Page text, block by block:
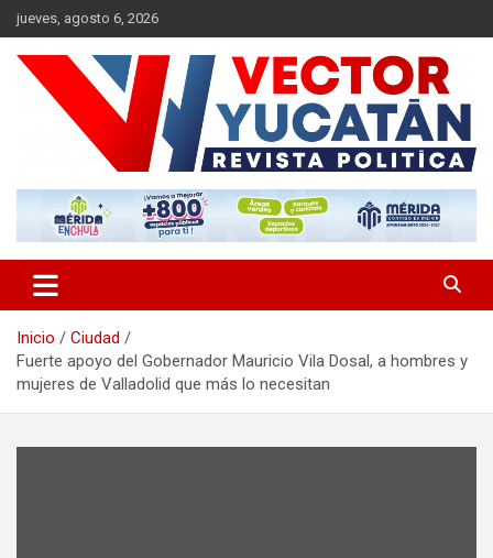
Saltar
al
contenido
jueves, agosto 6, 2026
Vector Yucatán
Inicio
Ciudad
Fuerte apoyo del Gobernador Mauricio Vila Dosal, a hombres y
mujeres de Valladolid que más lo necesitan